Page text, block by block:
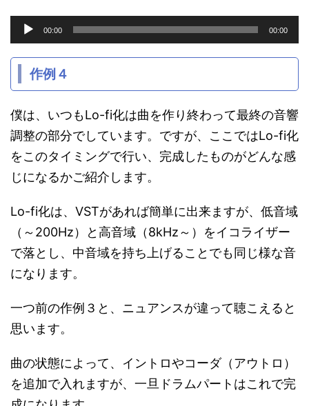
レ
ー
ー
00:00 00:00
作例４
僕は、いつもLo-fi化は曲を作り終わって最終の音響
調整の部分でしています。ですが、ここではLo-fi化
をこのタイミングで行い、完成したものがどんな感
じになるかご紹介します。
Lo-fi化は、VSTがあれば簡単に出来ますが、低音域
（～200Hz）と高音域（8kHz～）をイコライザー
で落とし、中音域を持ち上げることでも同じ様な音
になります。
一つ前の作例３と、ニュアンスが違って聴こえると
思います。
曲の状態によって、イントロやコーダ（アウトロ）
を追加で入れますが、一旦ドラムパートはこれで完